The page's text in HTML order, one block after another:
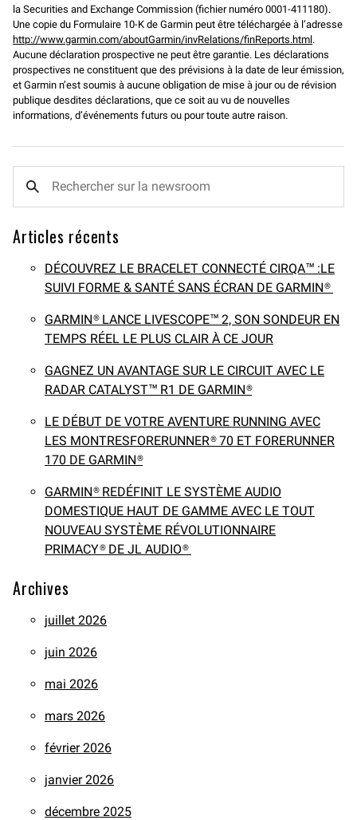
la Securities and Exchange Commission (fichier numéro 0001-411180).
Une copie du Formulaire 10-K de Garmin peut être téléchargée à l’adresse
http://www.garmin.com/aboutGarmin/invRelations/finReports.html.
Aucune déclaration prospective ne peut être garantie. Les déclarations
prospectives ne constituent que des prévisions à la date de leur émission,
et Garmin n’est soumis à aucune obligation de mise à jour ou de révision
publique desdites déclarations, que ce soit au vu de nouvelles
informations, d’événements futurs ou pour toute autre raison.
Articles récents
DÉCOUVREZ LE BRACELET CONNECTÉ CIRQA™ :LE
SUIVI FORME & SANTÉ SANS ÉCRAN DE GARMIN®
GARMIN® LANCE LIVESCOPE™ 2, SON SONDEUR EN
TEMPS RÉEL LE PLUS CLAIR À CE JOUR
GAGNEZ UN AVANTAGE SUR LE CIRCUIT AVEC LE
RADAR CATALYST™ R1 DE GARMIN®
LE DÉBUT DE VOTRE AVENTURE RUNNING AVEC
LES MONTRESFORERUNNER® 70 ET FORERUNNER
170 DE GARMIN®
GARMIN® REDÉFINIT LE SYSTÈME AUDIO
DOMESTIQUE HAUT DE GAMME AVEC LE TOUT
NOUVEAU SYSTÈME RÉVOLUTIONNAIRE
PRIMACY® DE JL AUDIO®
Archives
juillet 2026
juin 2026
mai 2026
mars 2026
février 2026
janvier 2026
décembre 2025